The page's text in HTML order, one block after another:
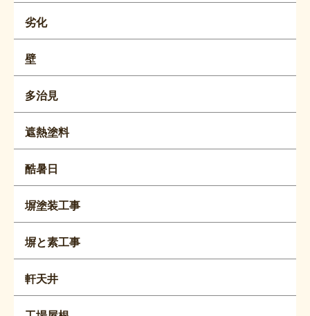
劣化
壁
多治見
遮熱塗料
酷暑日
塀塗装工事
塀と素工事
軒天井